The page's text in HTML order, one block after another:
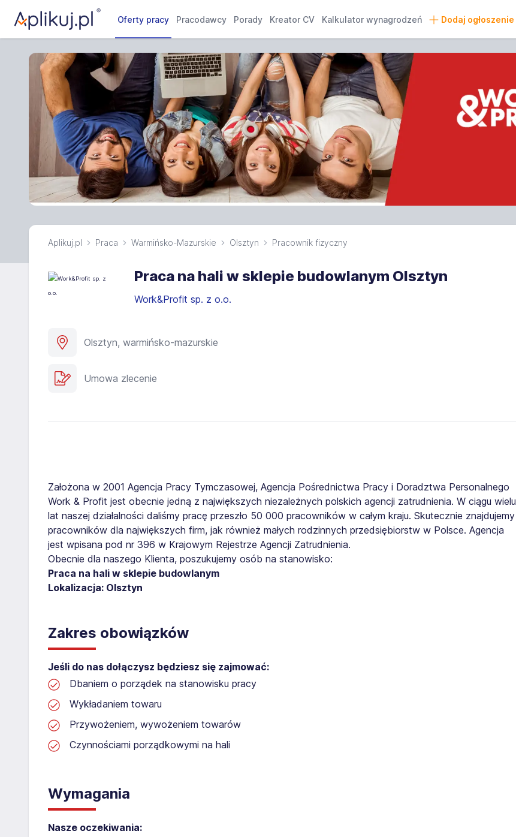
Oferty pracy Pracodawcy Porady Kreator CV Kalkulator wynagrodzeń Dodaj ogłoszenie
Aplikuj.pl Praca Warmińsko-Mazurskie Olsztyn Pracownik fizyczny
Praca na hali w sklepie budowlanym Olsztyn
Work&Profit sp. z o.o.
Olsztyn, warmińsko-mazurskie
Umowa zlecenie
Założona w 2001 Agencja Pracy Tymczasowej, Agencja Pośrednictwa Pracy i Doradztwa Personalnego
Work & Profit jest obecnie jedną z największych niezależnych polskich agencji zatrudnienia. W ciągu wielu
lat naszej działalności daliśmy pracę przeszło 50 000 pracowników w całym kraju. Skutecznie znajdujemy
pracowników dla największych firm, jak również małych rodzinnych przedsiębiorstw w Polsce. Agencja
jest wpisana pod nr 396 w Krajowym Rejestrze Agencji Zatrudnienia.
Obecnie dla naszego Klienta, poszukujemy osób na stanowisko:
Praca na hali w sklepie budowlanym
Lokalizacja: Olsztyn
Zakres obowiązków
Jeśli do nas dołączysz będziesz się zajmować:
Dbaniem o porządek na stanowisku pracy
Wykładaniem towaru
Przywożeniem, wywożeniem towarów
Czynnościami porządkowymi na hali
Wymagania
Nasze oczekiwania: